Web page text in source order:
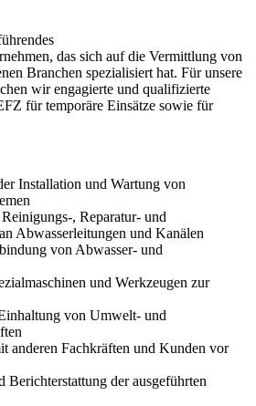
das sich auf die Vermittlung von
Branchen spezialisiert hat. Für unsere
wir engagierte und qualifizierte
für temporäre Einsätze sowie für
Installation und Wartung von
, Reparatur- und
Abwasserleitungen und Kanälen
von Abwasser- und
und Werkzeugen zur
von Umwelt- und
anderen Fachkräften und Kunden vor
Berichterstattung der ausgeführten